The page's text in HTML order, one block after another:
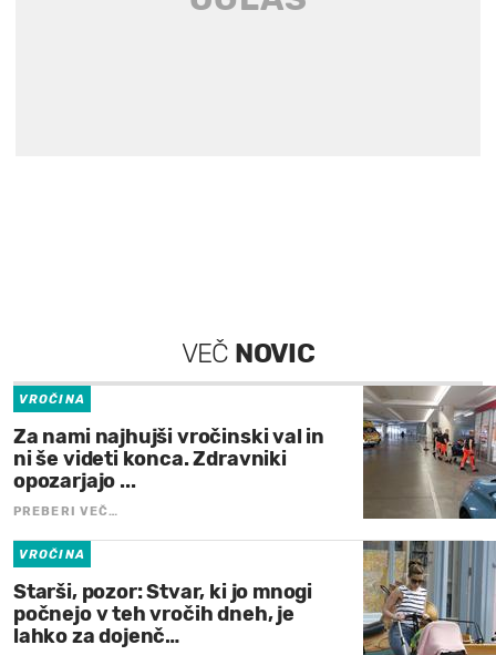
VEČ NOVIC
VROČINA
Za nami najhujši vročinski val in
ni še videti konca. Zdravniki
opozarjajo ...
PREBERI VEČ…
VROČINA
Starši, pozor: Stvar, ki jo mnogi
počnejo v teh vročih dneh, je
lahko za dojenč…